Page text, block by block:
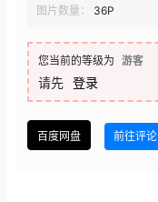
图片数量：
36P
您当前的等级为 游客
请先 登录
百度网盘 前往评论